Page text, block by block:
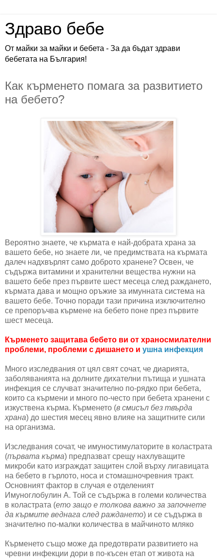
Здраво бебе
От майки за майки и бебета - За да бъдат здрави
бебетата на България!
Как кърменето помага за развитието
на бебето?
Вероятно знаете, че кърмата е най-добрата храна за
вашето бебе, но знаете ли, че предимствата на кърмата
далеч надхвърлят само доброто хранене? Освен, че
съдържа витамини и хранителни вещества нужни на
вашето бебе през първите шест месеца след раждането,
кърмата дава и мощно оръжие за имунната система на
вашето бебе. Точно поради тази причина изключително
се препоръчва кърмене на бебето поне през първите
шест месеца.
Кърменето защитава бебето ви от храносмилателни
проблеми, проблеми с дишането и ушна инфекция
Много изследвания от цял свят сочат, че диарията,
заболяванията на долните дихателни пътища и ушната
инфекция се случват значително по-рядко при бебета,
които са кърмени и много по-често при бебета хранени с
изкуствена кърма. Кърменето (в смисъл без твърда
храна) до шестия месец явно влияе на защитните сили
на организма.
Изследвания сочат, че имуностимулаторите в коластрата
(първата кърма) предпазват срещу нахлуващите
микроби като изграждат защитен слой върху лигавицата
на бебето в гърлото, носа и стомашночревния тракт.
Основният фактор в случая е отделеният
Имуноглобулин А. Той се съдържа в големи количества
в коластрата (ето защо е толкова важно за започнете
да кърмите веднага след раждането) и се съдържа в
значително по-малки количества в майчиното мляко
Кърменето също може да предотврати развитието на
чревни инфекции дори в по-късен етап от живота на